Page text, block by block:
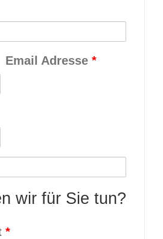
Email Adresse *
wir für Sie tun?
*